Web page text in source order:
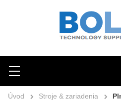
Hľadať
Menu
Úvod Stroje & zariadenia